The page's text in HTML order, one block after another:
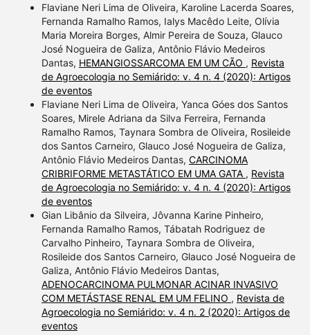
Flaviane Neri Lima de Oliveira, Karoline Lacerda Soares,
Fernanda Ramalho Ramos, Ialys Macêdo Leite, Olívia
Maria Moreira Borges, Almir Pereira de Souza, Glauco
José Nogueira de Galiza, Antônio Flávio Medeiros
Dantas, HEMANGIOSSARCOMA EM UM CÃO , Revista
de Agroecologia no Semiárido: v. 4 n. 4 (2020): Artigos
de eventos
Flaviane Neri Lima de Oliveira, Yanca Góes dos Santos
Soares, Mirele Adriana da Silva Ferreira, Fernanda
Ramalho Ramos, Taynara Sombra de Oliveira, Rosileide
dos Santos Carneiro, Glauco José Nogueira de Galiza,
Antônio Flávio Medeiros Dantas, CARCINOMA
CRIBRIFORME METASTÁTICO EM UMA GATA , Revista
de Agroecologia no Semiárido: v. 4 n. 4 (2020): Artigos
de eventos
Gian Libânio da Silveira, Jôvanna Karine Pinheiro,
Fernanda Ramalho Ramos, Tábatah Rodriguez de
Carvalho Pinheiro, Taynara Sombra de Oliveira,
Rosileide dos Santos Carneiro, Glauco José Nogueira de
Galiza, Antônio Flávio Medeiros Dantas,
ADENOCARCINOMA PULMONAR ACINAR INVASIVO
COM METÁSTASE RENAL EM UM FELINO , Revista de
Agroecologia no Semiárido: v. 4 n. 2 (2020): Artigos de
eventos